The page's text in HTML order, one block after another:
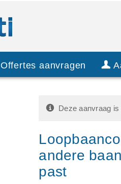
Offertes aanvragen
Deze aanvraag is
andere
past